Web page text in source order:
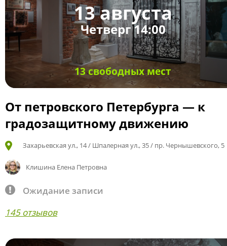
13 августа
Четверг 14:00
13 свободных мест
От петровского Петербурга — к
градозащитному движению
Захарьевская ул., 14 / Шпалерная ул., 35 / пр. Чернышевского, 5
Клишина Елена Петровна
Ожидание записи
145 отзывов